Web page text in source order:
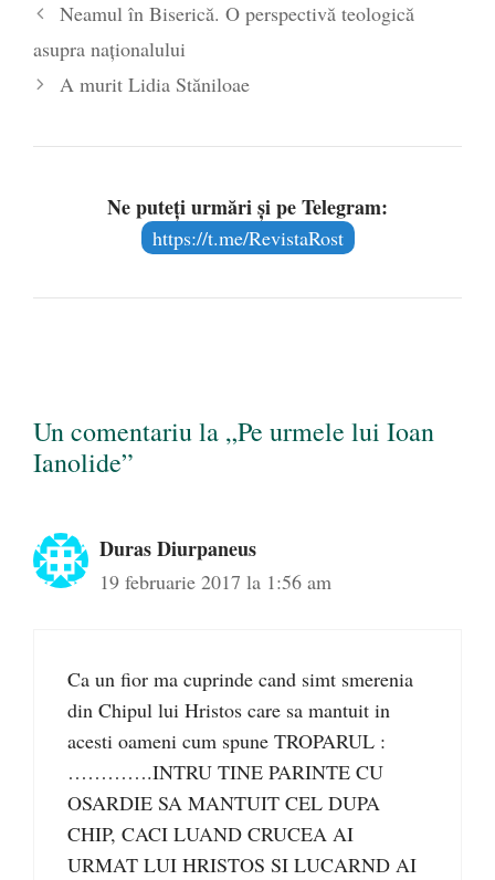
Neamul în Biserică. O perspectivă teologică
asupra naționalului
A murit Lidia Stăniloae
Ne puteți urmări și pe Telegram:
https://t.me/RevistaRost
Un comentariu la „Pe urmele lui Ioan
Ianolide”
Duras Diurpaneus
19 februarie 2017 la 1:56 am
Ca un fior ma cuprinde cand simt smerenia
din Chipul lui Hristos care sa mantuit in
acesti oameni cum spune TROPARUL :
………….INTRU TINE PARINTE CU
OSARDIE SA MANTUIT CEL DUPA
CHIP, CACI LUAND CRUCEA AI
URMAT LUI HRISTOS SI LUCARND AI